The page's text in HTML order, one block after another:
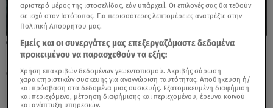
17.02.25, 16:40
Εύκολη συνταγή για γλυκό αν λατρεύεις τη
σοκολάτα!
αριστερό μέρος της ιστοσελίδας, εάν υπάρχει]. Οι επιλογές σας θα τεθούν
σε ισχύ στον Ιστότοπος. Για περισσότερες λεπτομέρειες ανατρέξτε στην
Πολιτική Απορρήτου μας.
Εμείς και οι συνεργάτες μας επεξεργαζόμαστε δεδομένα
προκειμένου να παρασχεθούν τα εξής:
Χρήση επακριβών δεδομένων γεωεντοπισμού. Ακριβής σάρωση
χαρακτηριστικών συσκευής για αναγνώριση ταυτότητας. Αποθήκευση ή/
και πρόσβαση στα δεδομένα μιας συσκευής. Εξατομικευμένη διαφήμιση
και περιεχόμενο, μέτρηση διαφήμισης και περιεχομένου, έρευνα κοινού
και ανάπτυξη υπηρεσιών.